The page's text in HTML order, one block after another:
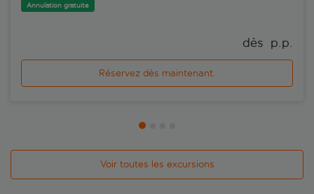
Annulation gratuite
dès p.p.
Réservez dès maintenant.
Voir toutes les excursions